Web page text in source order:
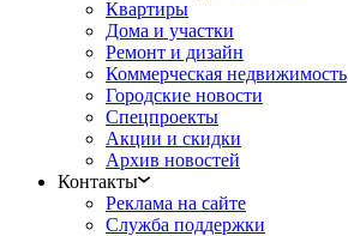
Квартиры
Дома и участки
Ремонт и дизайн
Коммерческая недвижимость
Городские новости
Спецпроекты
Акции и скидки
Архив новостей
Контакты
Реклама на сайте
Служба поддержки